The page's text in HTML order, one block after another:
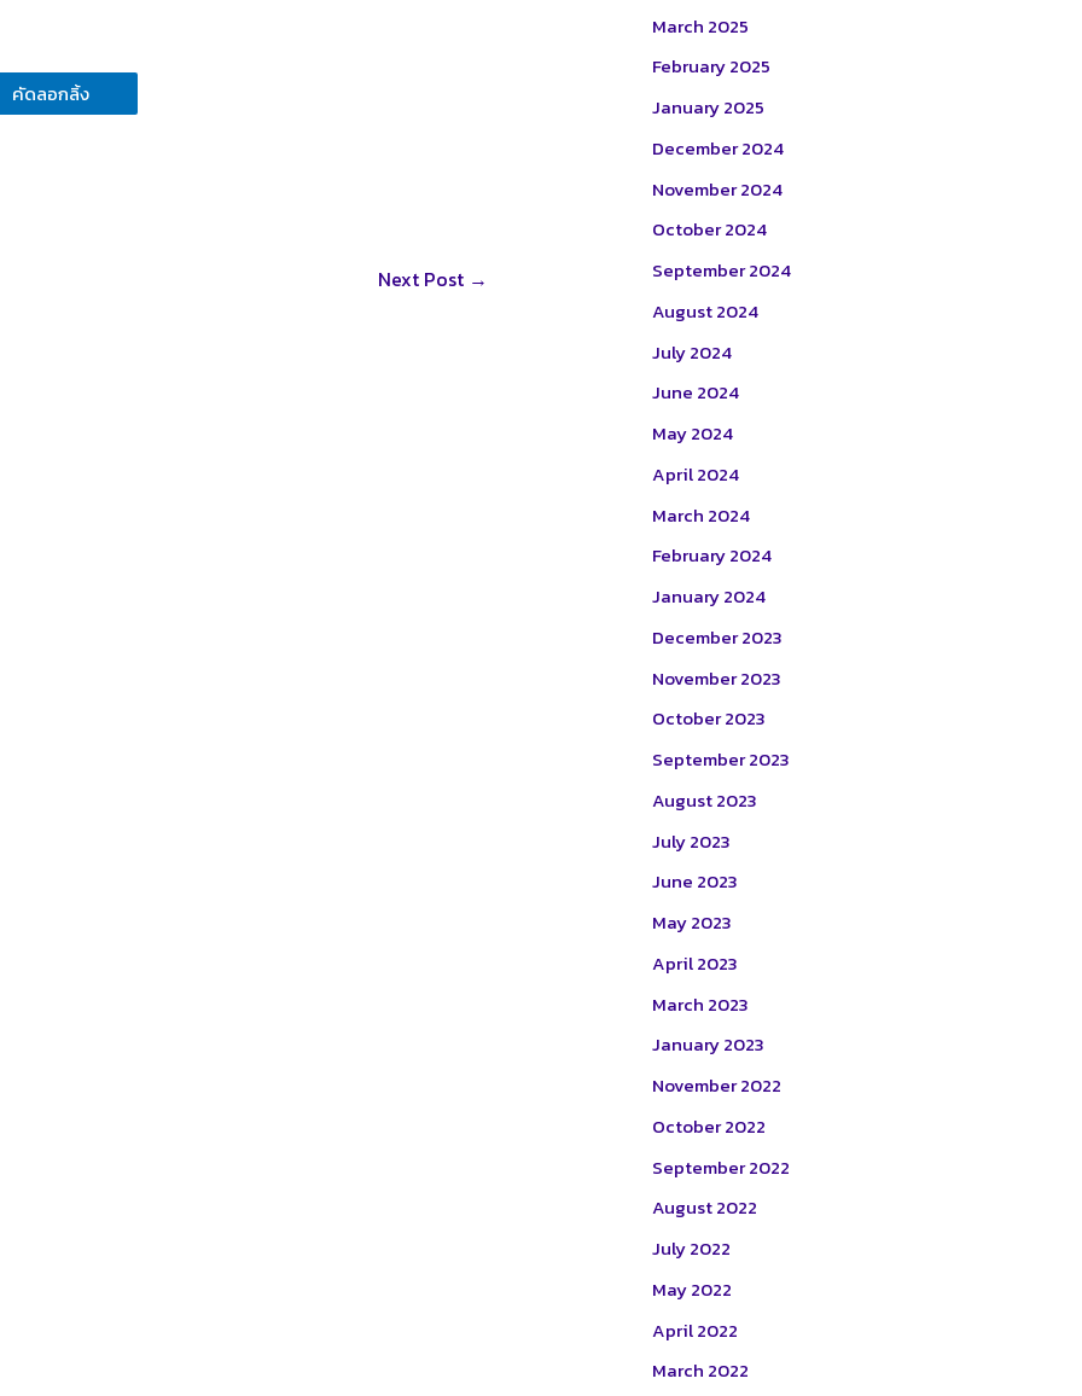
คัดลอกลิ้ง
Next Post →
March 2025
February 2025
January 2025
December 2024
November 2024
October 2024
September 2024
August 2024
July 2024
June 2024
May 2024
April 2024
March 2024
February 2024
January 2024
December 2023
November 2023
October 2023
September 2023
August 2023
July 2023
June 2023
May 2023
April 2023
March 2023
January 2023
November 2022
October 2022
September 2022
August 2022
July 2022
May 2022
April 2022
March 2022